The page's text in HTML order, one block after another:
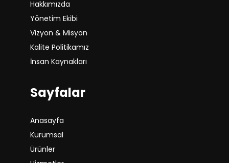
Hakkımızda
Yönetim Ekibi
Vizyon & Misyon
Kalite Politikamız
İnsan Kaynakları
Sayfalar
Anasayfa
Kurumsal
Ürünler